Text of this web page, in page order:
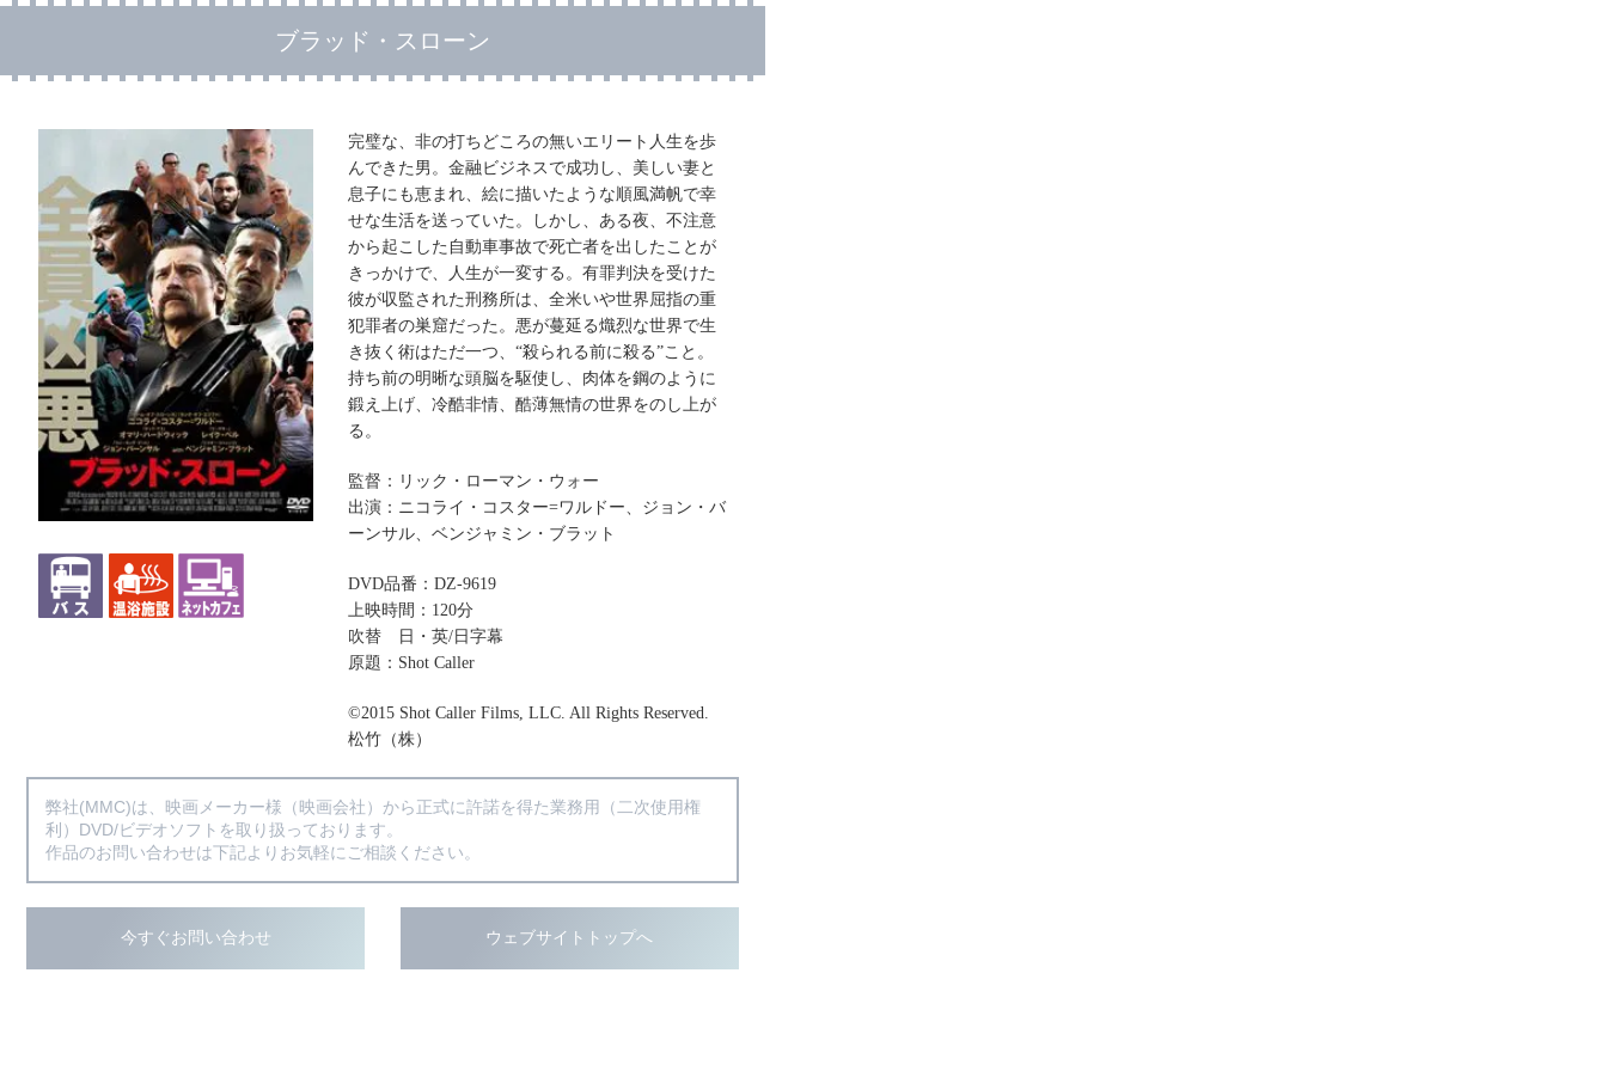
ブラッド・スローン
完璧な、非の打ちどころの無いエリート人生を歩
んできた男。金融ビジネスで成功し、美しい妻と
息子にも恵まれ、絵に描いたような順風満帆で幸
せな生活を送っていた。しかし、ある夜、不注意
から起こした自動車事故で死亡者を出したことが
きっかけで、人生が一変する。有罪判決を受けた
彼が収監された刑務所は、全米いや世界屈指の重
犯罪者の巣窟だった。悪が蔓延る熾烈な世界で生
き抜く術はただ一つ、“殺られる前に殺る”こと。
持ち前の明晰な頭脳を駆使し、肉体を鋼のように
鍛え上げ、冷酷非情、酷薄無情の世界をのし上が
る。
監督：リック・ローマン・ウォー
出演：ニコライ・コスター=ワルドー、ジョン・バ
ーンサル、ベンジャミン・ブラット
DVD品番：DZ-9619
上映時間：120分
吹替 日・英/日字幕
原題：Shot Caller
©2015 Shot Caller Films, LLC. All Rights Reserved.
松竹（株）
弊社(MMC)は、映画メーカー様（映画会社）から正式に許諾を得た業務用（二次使用権
利）DVD/ビデオソフトを取り扱っております。
作品のお問い合わせは下記よりお気軽にご相談ください。
今すぐお問い合わせ ウェブサイトトップへ